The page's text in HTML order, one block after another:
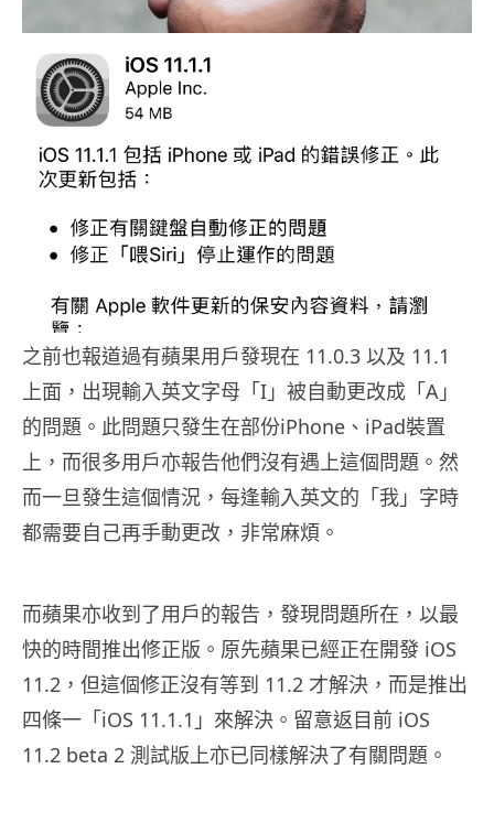
之前也報道過有蘋果用戶發現在 11.0.3 以及 11.1
上面，出現輸入英文字母「I」被自動更改成「A」
的問題。此問題只發生在部份iPhone、iPad裝置
上，而很多用戶亦報告他們沒有遇上這個問題。然
而一旦發生這個情況，每逢輸入英文的「我」字時
都需要自己再手動更改，非常麻煩。
而蘋果亦收到了用戶的報告，發現問題所在，以最
快的時間推出修正版。原先蘋果已經正在開發 iOS
11.2，但這個修正沒有等到 11.2 才解決，而是推出
四條一「iOS 11.1.1」來解決。留意返目前 iOS
11.2 beta 2 測試版上亦已同樣解決了有關問題。